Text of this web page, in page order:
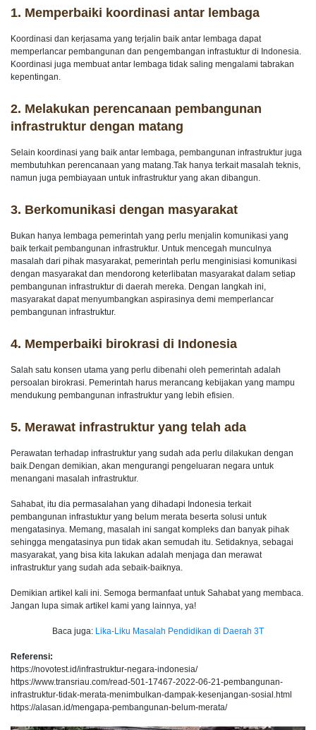
1. Memperbaiki koordinasi antar lembaga
Koordinasi dan kerjasama yang terjalin baik antar lembaga dapat
memperlancar pembangunan dan pengembangan infrastuktur di Indonesia.
Koordinasi juga membuat antar lembaga tidak saling mengalami tabrakan
kepentingan.
2. Melakukan perencanaan pembangunan
infrastruktur dengan matang
Selain koordinasi yang baik antar lembaga, pembangunan infrastruktur juga
membutuhkan perencanaan yang matang.Tak hanya terkait masalah teknis,
namun juga pembiayaan untuk infrastruktur yang akan dibangun.
3. Berkomunikasi dengan masyarakat
Bukan hanya lembaga pemerintah yang perlu menjalin komunikasi yang
baik terkait pembangunan infrastruktur. Untuk mencegah munculnya
masalah dari pihak masyarakat, pemerintah perlu menginisiasi komunikasi
dengan masyarakat dan mendorong keterlibatan masyarakat dalam setiap
pembangunan infrastruktur di daerah mereka. Dengan langkah ini,
masyarakat dapat menyumbangkan aspirasinya demi memperlancar
pembangunan infrastruktur.
4. Memperbaiki birokrasi di Indonesia
Salah satu konsen utama yang perlu dibenahi oleh pemerintah adalah
persoalan birokrasi. Pemerintah harus merancang kebijakan yang mampu
mendukung pembangunan infrastruktur yang lebih efisien.
5. Merawat infrastruktur yang telah ada
Perawatan terhadap infrastruktur yang sudah ada perlu dilakukan dengan
baik.Dengan demikian, akan mengurangi pengeluaran negara untuk
menangani masalah infrastruktur.
Sahabat, itu dia permasalahan yang dihadapi Indonesia terkait
pembangunan infrastuktur yang belum merata beserta solusi untuk
mengatasinya. Memang, masalah ini sangat kompleks dan banyak pihak
sehingga mengatasinya pun tidak akan semudah itu. Setidaknya, sebagai
masyarakat, yang bisa kita lakukan adalah menjaga dan merawat
infrastruktur yang sudah ada sebaik-baiknya.
Demikian artikel kali ini. Semoga bermanfaat untuk Sahabat yang membaca.
Jangan lupa simak artikel kami yang lainnya, ya!
Baca juga: Lika-Liku Masalah Pendidikan di Daerah 3T
Referensi:
https://novotest.id/infrastruktur-negara-indonesia/
https://www.transriau.com/read-501-17467-2022-06-21-pembangunan-
infrastruktur-tidak-merata-menimbulkan-dampak-kesenjangan-sosial.html
https://alasan.id/mengapa-pembangunan-belum-merata/